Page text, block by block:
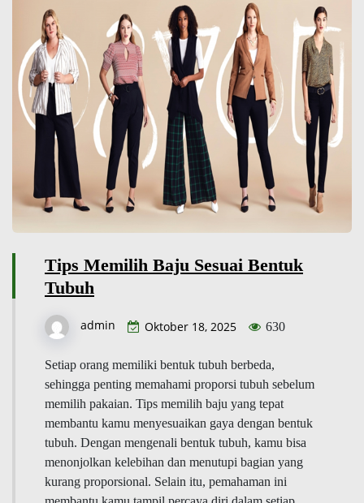
Tips Memilih Baju Sesuai Bentuk
Tubuh
admin Oktober 18, 2025 630
Setiap orang memiliki bentuk tubuh berbeda,
sehingga penting memahami proporsi tubuh sebelum
memilih pakaian. Tips memilih baju yang tepat
membantu kamu menyesuaikan gaya dengan bentuk
tubuh. Dengan mengenali bentuk tubuh, kamu bisa
menonjolkan kelebihan dan menutupi bagian yang
kurang proporsional. Selain itu, pemahaman ini